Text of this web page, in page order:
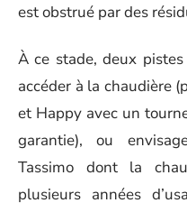
est obstrué par des
À ce stade, deux
accéder à la chaudière
et Happy avec un
garantie), ou
Tassimo dont la
plusieurs années